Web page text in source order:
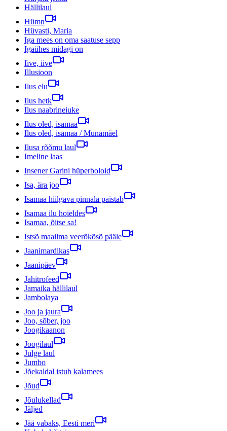
Hällilaul
Hümn
Hüvasti, Maria
Iga mees on oma saatuse sepp
Igaühes midagi on
Iive, iive
Illusioon
Ilus elu
Ilus hetk
Ilus naabrineiuke
Ilus oled, isamaa
Ilus oled, isamaa / Munamäel
Ilusa rõõmu laul
Imeline laas
Insener Garini hüperboloid
Isa, ära joo
Isamaa hiilgava pinnala paistab
Isamaa ilu hoieldes
Isamaa, õitse sa!
Istsõ maailma veerõkõsõ pääle
Jaanimardikas
Jaanipäev
Jahitrofeed
Jamaika hällilaul
Jambolaya
Joo ja jaura
Joo, sõber, joo
Joogikaanon
Joogilaul
Julge laul
Jumbo
Jõekaldal istub kalamees
Jõud
Jõulukellad
Jäljed
Jää vabaks, Eesti meri